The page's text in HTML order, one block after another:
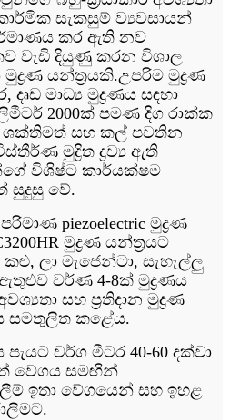
සැකසුම් ව්‍යවසායන්
කර ඇති නව
වැඩි දියුණු කරන විශාල
යන්ත්‍රයකි.උපරිම මුද්‍රණ
දෘඩ මාධ්‍ය මුද්‍රණය සඳහා
2000ක් පමණ දිග රාක්ක
ශක්තිමත් සහ කල් පවතින
මුද්‍රිත ද්‍රව්‍ය ඇති
විශිෂ්ට කාර්යක්ෂම
සුදුසු වේ.
piezoelectric මුද්‍රණ
මුද්‍රණ යන්ත්‍රයට
ලා මැජෙන්ටා, සැහැල්ලු
වර්ණ 4-8ක් මුද්‍රණය
සහ ප්‍රතිදාන මුද්‍රණ
සමතුලිත කළේය.
වර්ග මීටර 40-60 දක්වා
වේගය සමඟින්
ඉතා වේගයෙන් සහ ඉහළ